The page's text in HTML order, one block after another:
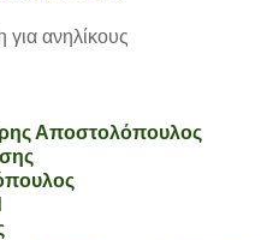
ανηλίκους
Αποστολόπουλος